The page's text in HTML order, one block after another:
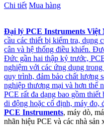
Chi tiết Mua hàng
Đại lý PCE Instruments Việt
cầu các thiết bị kiểm tra, dụng
cân và hệ thống điều khiển.
Đức gần hai thập kỷ trước,
nghiệm với các ứng dụng
quy trình, đảm bảo chất lượng
nghiệp thương mại và hơn thế
PCE rất đa dạng bao gồm thiết
di động hoặc cố định, máy đo,
PCE Instruments, máy dò,
nhãn hiệu PCE và các nhà sản